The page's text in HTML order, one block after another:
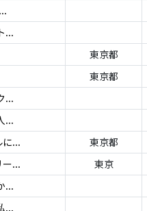
...
東京都
東京都
...
...
...
東京都
...
東京
...
...